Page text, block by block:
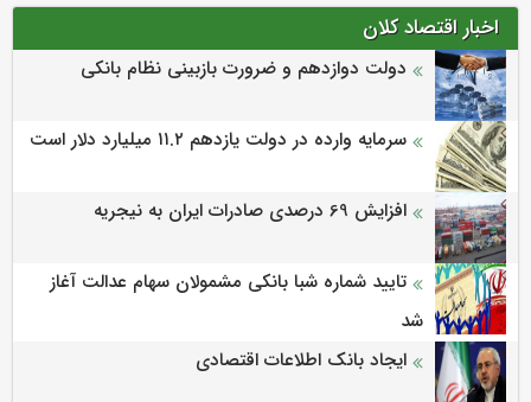
اخبار اقتصاد کلان
دولت دوازدهم و ضرورت بازبینی نظام بانکی
سرمایه وارده در دولت یازدهم ۱۱.۲ میلیارد دلار است
افزایش 69 درصدی صادرات ایران به نیجریه
تایید شماره شبا بانکی مشمولان سهام عدالت آغاز
شد
ایجاد بانک اطلاعات اقتصادی